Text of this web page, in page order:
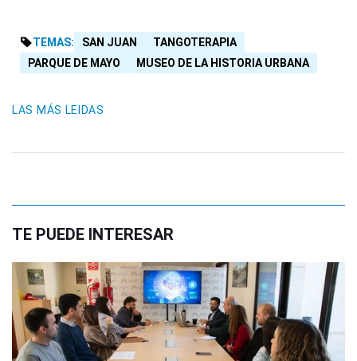
TEMAS: SAN JUAN
TANGOTERAPIA
PARQUE DE MAYO
MUSEO DE LA HISTORIA URBANA
LAS MÁS LEIDAS
TE PUEDE INTERESAR